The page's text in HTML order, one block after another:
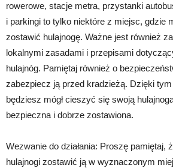
rowerowe, stacje metra, przystanki
i parkingi to tylko niektóre z miejsc, gdzie
zostawić hulajnogę. Ważne jest również
lokalnymi zasadami i przepisami
hulajnóg. Pamiętaj również o
zabezpiecz ją przed kradzieżą. Dzięki
będziesz mógł cieszyć się swoją
bezpieczna i dobrze zostawiona.
Wezwanie do działania: Proszę pamiętaj,
hulajnogi zostawić ją w wyznaczonym